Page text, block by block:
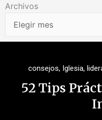
Archivos
Archivos
consejos, Iglesia,
52 Tips